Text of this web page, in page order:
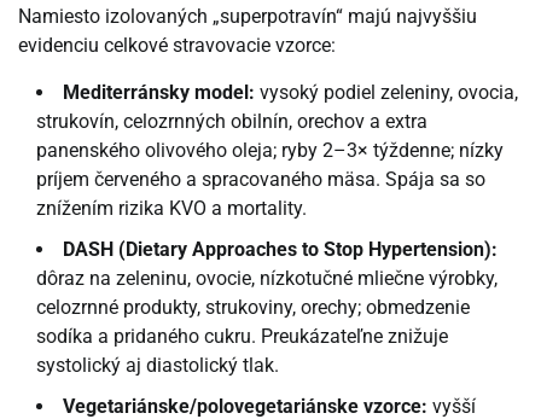
Namiesto izolovaných „superpotravín“ majú najvyššiu
evidenciu celkové stravovacie vzorce:
Mediterránsky model: vysoký podiel zeleniny, ovocia,
strukovín, celozrnných obilnín, orechov a extra
panenského olivového oleja; ryby 2–3× týždenne; nízky
príjem červeného a spracovaného mäsa. Spája sa so
znížením rizika KVO a mortality.
DASH (Dietary Approaches to Stop Hypertension):
dôraz na zeleninu, ovocie, nízkotučné mliečne výrobky,
celozrnné produkty, strukoviny, orechy; obmedzenie
sodíka a pridaného cukru. Preukázateľne znižuje
systolický aj diastolický tlak.
Vegetariánske/polovegetariánske vzorce: vyšší